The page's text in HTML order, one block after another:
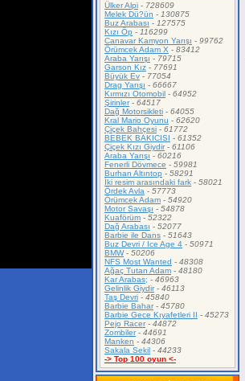
Ülker Alpi - 728609
Melek Dü?ün - 130875
Buz Arabası - 127575
Kızı Öp - 116299
Canavar Kamyon Yarışı - 99762
Örümcek Adam X - 83412
Araba Yarışı - 79715
Garson Kız - 77691
Büyük Ev - 77054
Drag Yarışı - 66667
Kırmızı Otomobil - 64952
Şirinler- 64517
Dağ Motorsikleti - 64055
Kral Mario Oyunu - 62620
Çiçek Bahçesi - 61772
BEBEK BAKICISI - 61352
Çiçek Kızı Giydir- 61106
Araba Yarışı - 60216
Fenerli Dövmece - 59981
Burhan Altıntop - 58291
İki resim arasındaki fark - 58021
Ördek Avla - 57773
Örümcek Adam - 54920
Motor Savaşı - 54878
Kuaförüm - 52322
Dağ Arabası - 52077
Barbie ile Dans - 51643
Buz Devri / Ice Age 4 - 50971
BMW- 50206
NFS Most Wanted - 48308
Ağaç Tutan Adam - 48180
Kar Arabas; - 46963
Gelinlik Giydir- 46113
Taş Devri - 45840
Barbie Bahar- 45780
Barbie Gece Kıyafetleri II - 45273
Pejo Racer- 44872
Zombiler- 44691
Manken - 44306
Sakala Sekil - 44233
-> Top 100 oyun <-